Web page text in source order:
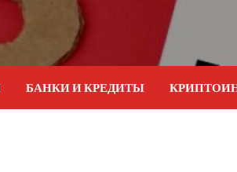
БАНКИ И КРЕДИТЫ